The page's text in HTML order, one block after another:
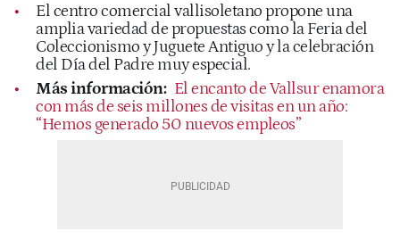
El centro comercial vallisoletano propone una
amplia variedad de propuestas como la Feria del
Coleccionismo y Juguete Antiguo y la celebración
del Día del Padre muy especial.
Más información: El encanto de Vallsur enamora
con más de seis millones de visitas en un año:
“Hemos generado 50 nuevos empleos”